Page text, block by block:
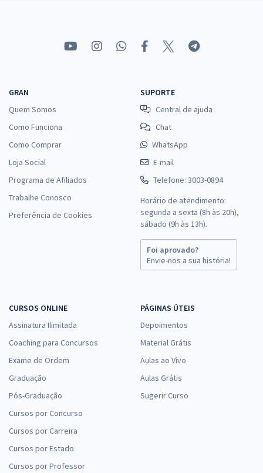
GRAN
Quem Somos
Como Funciona
Como Comprar
Loja Social
Programa de Afiliados
Trabalhe Conosco
Preferência de Cookies
SUPORTE
Central de ajuda
Chat
WhatsApp
E-mail
Telefone: 3003-0894
Horário de atendimento:
segunda a sexta (8h às 20h),
sábado (9h às 13h).
Foi aprovado?
Envie-nos a sua história!
CURSOS ONLINE
Assinatura Ilimitada
Coaching para Concursos
Exame de Ordem
Graduação
Pós-Graduação
Cursos por Concurso
Cursos por Carreira
Cursos por Estado
Cursos por Professor
PÁGINAS ÚTEIS
Depoimentos
Material Grátis
Aulas ao Vivo
Aulas Grátis
Sugerir Curso